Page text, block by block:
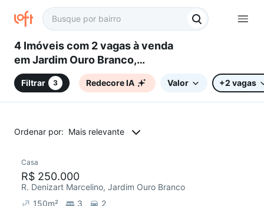
4 Imóveis com 2 vagas à venda
em Jardim Ouro Branco,
Campinas, SP
Filtrar 3 Redecore IA Valor +2 vagas
Ordenar por: Mais relevante
Chegou este mês
Casa
R$ 250.000
R. Denizart Marcelino, Jardim Ouro Branco
150m² 3
2